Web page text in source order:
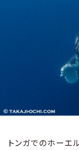
トンガでのホーエ